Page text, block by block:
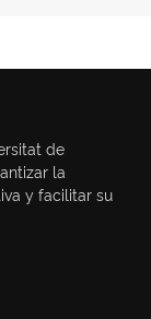
de
la
y facilitar su